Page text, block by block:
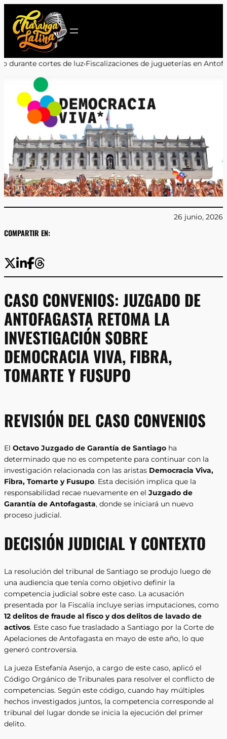
contenido
• Fiscalizaciones de jugueterías en Antofagasta: 9 de 11
COMPARTIR EN:
26 junio, 2026
CASO CONVENIOS: JUZGADO DE
ANTOFAGASTA RETOMA LA
INVESTIGACIÓN SOBRE
DEMOCRACIA VIVA, FIBRA,
TOMARTE Y FUSUPO
REVISIÓN DEL CASO CONVENIOS
El Octavo Juzgado de Garantía de Santiago ha
determinado que no es competente para continuar con la
investigación relacionada con las aristas Democracia Viva,
Fibra, Tomarte y Fusupo. Esta decisión implica que la
responsabilidad recae nuevamente en el Juzgado de
Garantía de Antofagasta, donde se iniciará un nuevo
proceso judicial.
DECISIÓN JUDICIAL Y CONTEXTO
La resolución del tribunal de Santiago se produjo luego de
una audiencia que tenía como objetivo definir la
competencia judicial sobre este caso. La acusación
presentada por la Fiscalía incluye serias imputaciones, como
12 delitos de fraude al fisco y dos delitos de lavado de
activos. Este caso fue trasladado a Santiago por la Corte de
Apelaciones de Antofagasta en mayo de este año, lo que
generó controversia.
La jueza Estefanía Asenjo, a cargo de este caso, aplicó el
Código Orgánico de Tribunales para resolver el conflicto de
competencias. Según este código, cuando hay múltiples
hechos investigados juntos, la competencia corresponde al
tribunal del lugar donde se inicia la ejecución del primer
delito.